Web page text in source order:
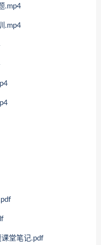
.mp4
.mp4
堂笔记.pdf